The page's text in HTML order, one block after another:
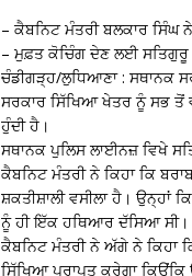
– ਕੈਬਨਿਟ ਮੰਤਰੀ ਬਲਕਾਰ ਸਿੰਘ
– ਮੁਫ਼ਤ ਕੋਚਿੰਗ ਦੇਣ ਲਈ ਸਤਿਗੁਰੂ
ਚੰਡੀਗੜ੍ਹ/ਲੁਧਿਆਣਾ : ਸਥਾਨਕ
ਸਰਕਾਰ ਸਿੱਖਿਆ ਖੇਤਰ ਨੂੰ ਸਭ ਤੋਂ
ਹੁੰਦੀ ਹੈ।
ਸਥਾਨਕ ਪੁਲਿਸ ਲਾਈਨਜ਼ ਵਿਖੇ
ਕੈਬਨਿਟ ਮੰਤਰੀ ਨੇ ਕਿਹਾ ਕਿ
ਸ਼ਕਤੀਸ਼ਾਲੀ ਵਸੀਲਾ ਹੈ। ਉਨ੍ਹਾਂ
ਨੂੰ ਹੀ ਇੱਕ ਹਥਿਆਰ ਦੱਸਿਆ ਸੀ।
ਕੈਬਨਿਟ ਮੰਤਰੀ ਨੇ ਅੱਗੇ ਨੇ ਕਿਹਾ
ਸਿੱਖਿਆ ਪ੍ਰਾਪਤ ਕਰੇਗਾ ਕਿਉਂਕਿ